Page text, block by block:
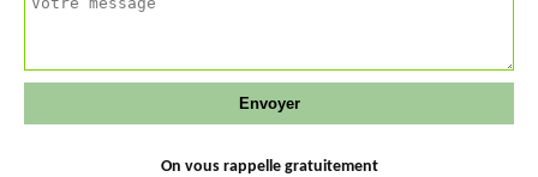
On vous rappelle gratuitement